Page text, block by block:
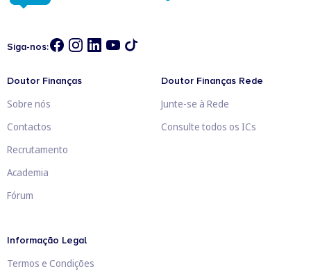
Siga-nos:
Doutor Finanças
Sobre nós
Contactos
Recrutamento
Academia
Fórum
Doutor Finanças Rede
Junte-se à Rede
Consulte todos os ICs
Informação Legal
Termos e Condições